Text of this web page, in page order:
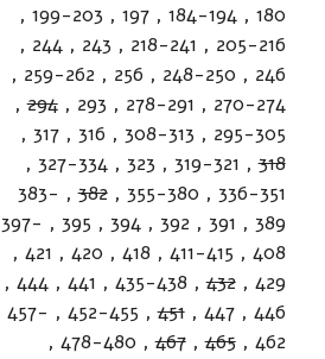
180
,
184-194
,
197
,
199-203
,
205-216
,
218-241
,
243
,
244
,
246
,
248-250
,
256
,
259-262
,
270-274
,
278-291
,
293
,
294
,
295-305
,
308-313
,
316
,
317
,
318
,
319-321
,
323
,
327-334
,
336-351
,
355-380
,
382
,
383-
389
,
391
,
392
,
394
,
395
,
397-
408
,
411-415
,
418
,
420
,
421
,
429
,
432
,
435-438
,
441
,
444
,
446
,
447
,
451
,
452-455
,
457-
462
,
465
,
467
,
478-480
,